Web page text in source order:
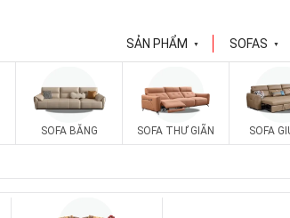
SẢN PHẨM ▼ SOFAS ▼
SOFA BĂNG SOFA THƯ GIÃN SOFA